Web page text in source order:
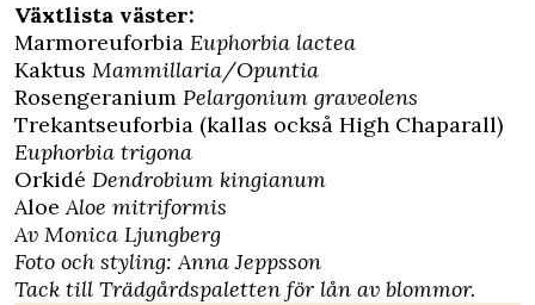
Växtlista väster:
Marmoreuforbia Euphorbia lactea
Kaktus Mammillaria/Opuntia
Rosengeranium Pelargonium graveolens
Trekantseuforbia (kallas också High Chaparall)
Euphorbia trigona
Orkidé Dendrobium kingianum
AloeAloe mitriformis
Av Monica Ljungberg
Foto och styling: Anna Jeppsson
Tack till Trädgårdspaletten för lån av blommor.